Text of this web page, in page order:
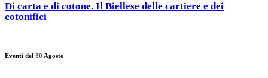
Di carta e di cotone. Il Biellese delle cartiere e dei
cotonifici
Eventi del 30 Agosto